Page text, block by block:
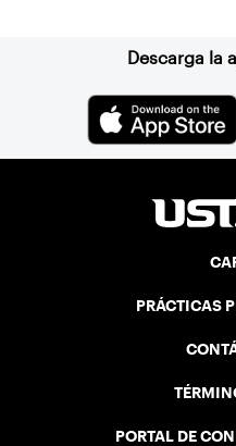
Descarga la
PRÁCTICAS
PORTAL DE